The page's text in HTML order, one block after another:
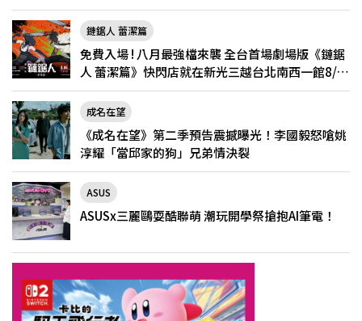
鏈鋸人 蕾潔篇
免費入場 ! 八月最強檔來襲 全台首場劇場版《鏈鋸
人 蕾潔篇》快閃店就在新光三越台北南西一館8/6
限定登場
成名在望
《成名在望》第二季預告震撼曝光！李國毅怒嗆姚
淳耀「當邱家的狗」兄弟情決裂
ASUS
ASUSx三麗鷗耍酷聯萌 潮玩開學祭搶抱AI筆電！